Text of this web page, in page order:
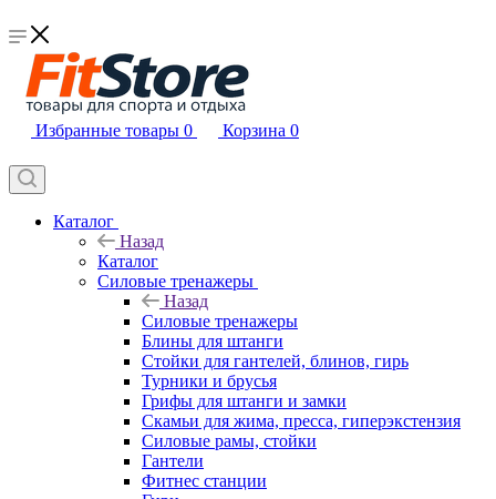
Избранные товары 0 Корзина 0
Каталог
Назад
Каталог
Силовые тренажеры
Назад
Силовые тренажеры
Блины для штанги
Стойки для гантелей, блинов, гирь
Турники и брусья
Грифы для штанги и замки
Скамьи для жима, пресса, гиперэкстензия
Силовые рамы, стойки
Гантели
Фитнес станции